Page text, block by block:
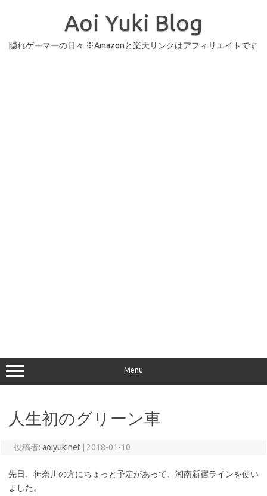
Aoi Yuki Blog
隠れゲーマーの日々 ※Amazonと楽天リンクはアフィリエイトです
Menu
人生初のグリーン車
投稿者: aoiyukinet 2018-01-10
先日、神奈川の方にちょっと予定があって、湘南新宿ラインを使い
ました。